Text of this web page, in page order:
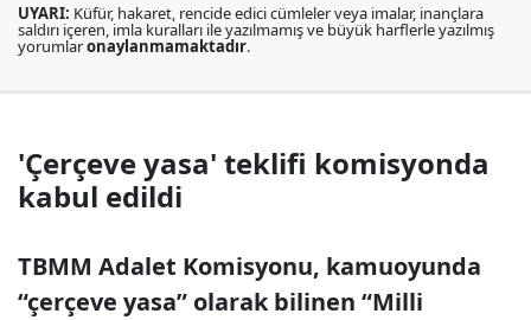
UYARI: Küfür, hakaret, rencide edici cümleler veya imalar, inançlara
saldırı içeren, imla kuralları ile yazılmamış ve büyük harflerle yazılmış
yorumlaronaylanmamaktadır.
'Çerçeve yasa' teklifi komisyonda
kabul edildi
TBMM Adalet Komisyonu, kamuoyunda
“çerçeve yasa” olarak bilinen “Milli